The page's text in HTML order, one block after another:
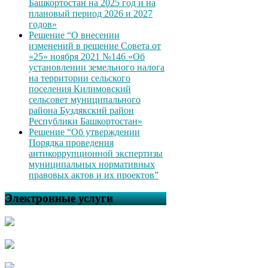
Башкортостан на 2025 год и на
плановый период 2026 и 2027
годов»
Решение “О внесении
изменений в решение Совета от
«25» ноября 2021 №146 «Об
установлении земельного налога
на территории сельского
поселения Килимовский
сельсовет муниципального
района Буздякский район
Республики Башкортостан»
Решение “Об утверждении
Порядка проведения
антикоррупционной экспертизы
муниципальных нормативных
правовых актов и их проектов”
Электронные услуги